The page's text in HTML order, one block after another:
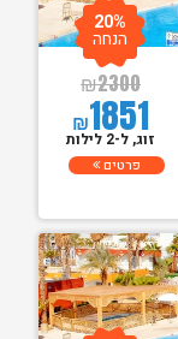
₪2300
₪1851
20%
הנחה
זוג, ל-2 לילות
פרטים